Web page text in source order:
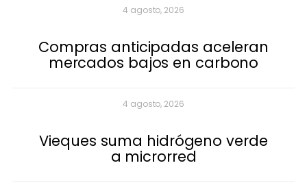
4 agosto, 2026
Compras anticipadas aceleran
mercados bajos en carbono
4 agosto, 2026
Vieques suma hidrógeno verde
a microrred